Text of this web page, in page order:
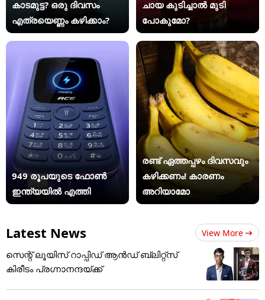
കാടമുട്ട? ഒരു ദിവസം
എത്രയെണ്ണം കഴിക്കാം?
ചായ കുടിച്ചാൽ മുടി
പോകുമോ?
949 രൂപയുടെ ഫോൺ
ഇന്ത്യയിൽ എത്തി
രണ്ട് ഏത്തപ്പഴം ദിവസവും
കഴിക്കണം! കാരണം
അറിയാമോ
Latest News View More
സെന്റ് ലൂയിസ് റാപ്പിഡ് ആൻഡ് ബ്ലിറ്റ്സ്
കിരീടം പ്രഗ്നാനന്ദയ്ക്ക്